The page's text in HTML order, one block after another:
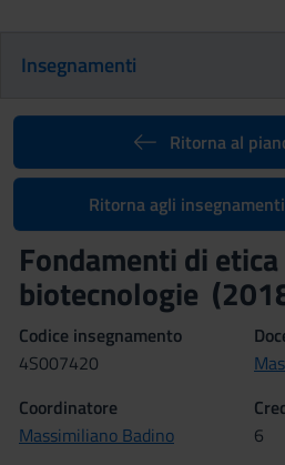
Insegnamenti
Ritorna al
Ritorna agli
Fondamenti di
biotecnologie
Codice insegnamento
4S007420
Coordinatore
Massimiliano Badino
6